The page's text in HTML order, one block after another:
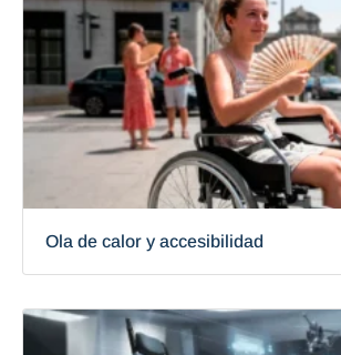
Ola de calor y accesibilidad